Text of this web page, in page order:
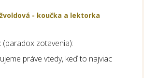
- koučka a lektorka
(paradox zotavenia):
práve vtedy, keď to najviac